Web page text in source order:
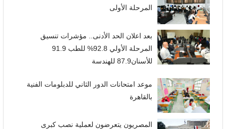
المرحلة الأولى
بعد اعلان الحد الأدنى.. مؤشرات تنسيق
المرحلة الأولي 92.8% للطب 91.9
للأسنان87.9 للهندسة
موعد امتحانات الدور الثاني للدبلومات الفنية
بالقاهرة
المصريون يتعرضون لعملية نصب كبرى